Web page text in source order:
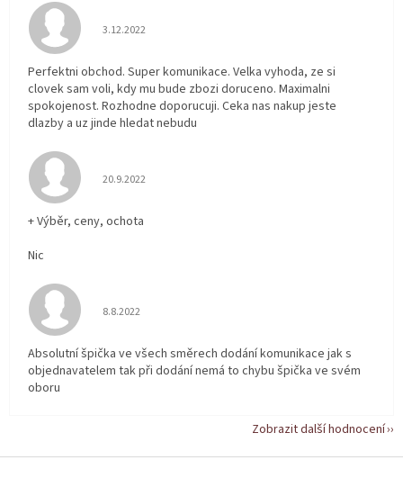
Hodnocení obchodu je 5 z 5 hvězdiček.
3.12.2022
Perfektni obchod. Super komunikace. Velka vyhoda, ze si
clovek sam voli, kdy mu bude zbozi doruceno. Maximalni
spokojenost. Rozhodne doporucuji. Ceka nas nakup jeste
dlazby a uz jinde hledat nebudu
Hodnocení obchodu je 5 z 5 hvězdiček.
20.9.2022
+ Výběr, ceny, ochota
Nic
Hodnocení obchodu je 5 z 5 hvězdiček.
8.8.2022
Absolutní špička ve všech směrech dodání komunikace jak s
objednavatelem tak při dodání nemá to chybu špička ve svém
oboru
Zobrazit další hodnocení
Z